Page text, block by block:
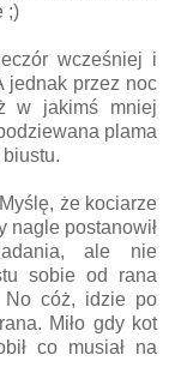
;)
wcześniej i
jednak przez noc
w jakimś mniej
plama
że kociarze
nagle postanowił
ale nie
sobie od rana
No cóż, idzie po
Miło gdy kot
co musiał na